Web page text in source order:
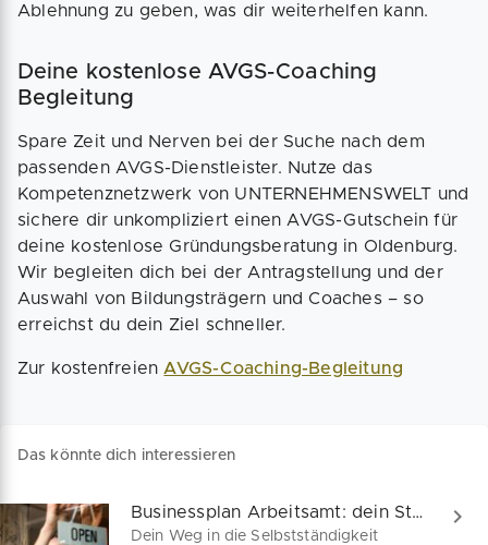
Ablehnung zu geben, was dir weiterhelfen kann.
Deine kostenlose AVGS-Coaching
Begleitung
Spare Zeit und Nerven bei der Suche nach dem
passenden AVGS-Dienstleister. Nutze das
Kompetenznetzwerk von UNTERNEHMENSWELT und
sichere dir unkompliziert einen AVGS-Gutschein für
deine kostenlose Gründungsberatung in Oldenburg.
Wir begleiten dich bei der Antragstellung und der
Auswahl von Bildungsträgern und Coaches – so
erreichst du dein Ziel schneller.
Zur kostenfreien AVGS-Coaching-Begleitung
Das könnte dich interessieren
Businessplan Arbeitsamt: dein Start ins Unternehmertum
Dein Weg in die Selbstständigkeit